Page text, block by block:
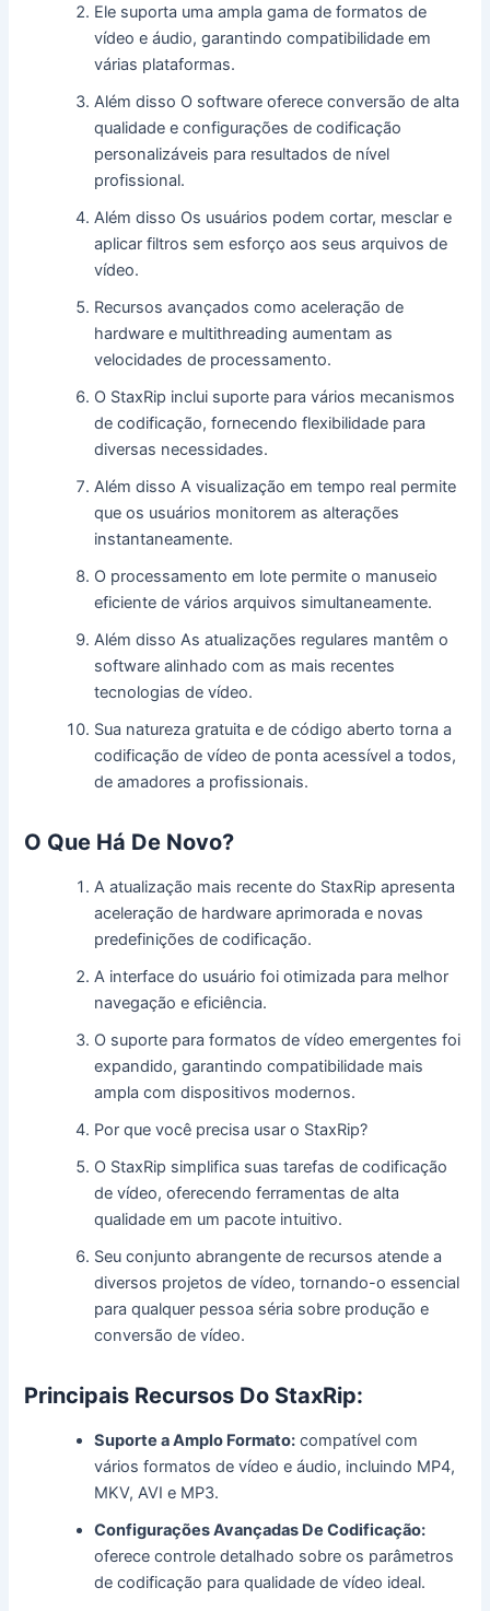
Ele suporta uma ampla gama de formatos de
vídeo e áudio, garantindo compatibilidade em
várias plataformas.
Além disso O software oferece conversão de alta
qualidade e configurações de codificação
personalizáveis ​​para resultados de nível
profissional.
Além disso Os usuários podem cortar, mesclar e
aplicar filtros sem esforço aos seus arquivos de
vídeo.
Recursos avançados como aceleração de
hardware e multithreading aumentam as
velocidades de processamento.
O StaxRip inclui suporte para vários mecanismos
de codificação, fornecendo flexibilidade para
diversas necessidades.
Além disso A visualização em tempo real permite
que os usuários monitorem as alterações
instantaneamente.
O processamento em lote permite o manuseio
eficiente de vários arquivos simultaneamente.
Além disso As atualizações regulares mantêm o
software alinhado com as mais recentes
tecnologias de vídeo.
Sua natureza gratuita e de código aberto torna a
codificação de vídeo de ponta acessível a todos,
de amadores a profissionais.
O Que Há De Novo?
A atualização mais recente do StaxRip apresenta
aceleração de hardware aprimorada e novas
predefinições de codificação.
A interface do usuário foi otimizada para melhor
navegação e eficiência.
O suporte para formatos de vídeo emergentes foi
expandido, garantindo compatibilidade mais
ampla com dispositivos modernos.
Por que você precisa usar o StaxRip?
O StaxRip simplifica suas tarefas de codificação
de vídeo, oferecendo ferramentas de alta
qualidade em um pacote intuitivo.
Seu conjunto abrangente de recursos atende a
diversos projetos de vídeo, tornando-o essencial
para qualquer pessoa séria sobre produção e
conversão de vídeo.
Principais Recursos Do StaxRip:
Suporte a Amplo Formato: compatível com
vários formatos de vídeo e áudio, incluindo MP4,
MKV, AVI e MP3.
Configurações Avançadas De Codificação:
oferece controle detalhado sobre os parâmetros
de codificação para qualidade de vídeo ideal.